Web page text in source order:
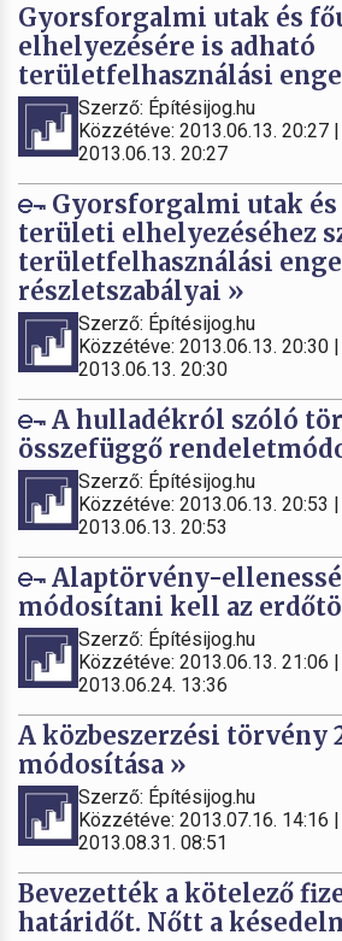
Gyorsforgalmi utak és
elhelyezésére is adható
területfelhasználási
Szerző: Építésijog.hu
Közzétéve: 2013.06.13. 20:27
2013.06.13. 20:27
Gyorsforgalmi utak
területi elhelyezéséhez
területfelhasználási
részletszabályai »
Szerző: Építésijog.hu
Közzétéve: 2013.06.13. 20:30
2013.06.13. 20:30
A hulladékról szóló
összefüggő
Szerző: Építésijog.hu
Közzétéve: 2013.06.13. 20:53
2013.06.13. 20:53
Alaptörvény-
módosítani kell az
Szerző: Építésijog.hu
Közzétéve: 2013.06.13. 21:06
2013.06.24. 13:36
A közbeszerzési törvény
módosítása »
Szerző: Építésijog.hu
Közzétéve: 2013.07.16. 14:16
2013.08.31. 08:51
Bevezették a kötelező
határidőt. Nőtt a